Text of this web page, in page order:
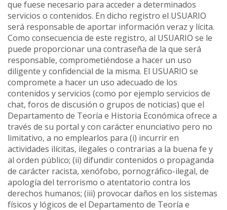
que fuese necesario para acceder a determinados
servicios o contenidos. En dicho registro el USUARIO
será responsable de aportar información veraz y lícita.
Como consecuencia de este registro, al USUARIO se le
puede proporcionar una contraseña de la que será
responsable, comprometiéndose a hacer un uso
diligente y confidencial de la misma. El USUARIO se
compromete a hacer un uso adecuado de los
contenidos y servicios (como por ejemplo servicios de
chat, foros de discusión o grupos de noticias) que el
Departamento de Teoría e Historia Económica ofrece a
través de su portal y con carácter enunciativo pero no
limitativo, a no emplearlos para (i) incurrir en
actividades ilícitas, ilegales o contrarias a la buena fe y
al orden público; (ii) difundir contenidos o propaganda
de carácter racista, xenófobo, pornográfico-ilegal, de
apología del terrorismo o atentatorio contra los
derechos humanos; (iii) provocar daños en los sistemas
físicos y lógicos de el Departamento de Teoría e